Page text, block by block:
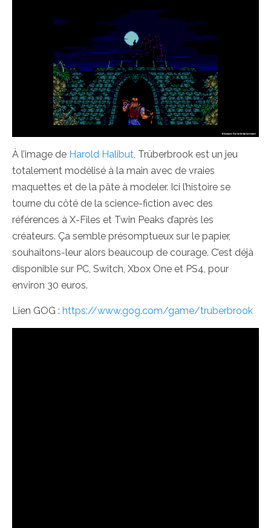
À l’image de Harold Halibut, Trüberbrook est un jeu
totalement modélisé à la main avec de vraies
maquettes et de la pâte à modeler. Ici l’histoire se
tourne du côté de la science-fiction avec des
références à X-Files et Twin Peaks d’après les
créateurs. Ça semble présomptueux sur le papier,
souhaitons-leur alors beaucoup de courage. C’est déjà
disponible sur PC, Switch, Xbox One et PS4, pour
environ 30 euros.
Lien GOG : https://www.gog.com/game/truberbrook